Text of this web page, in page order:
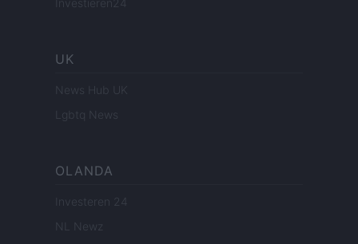
Investieren24
UK
News Hub UK
Lgbtq News
OLANDA
Investeren 24
NL Newz